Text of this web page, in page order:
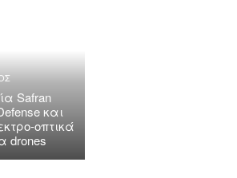
Safran
και
οπτικά
drones